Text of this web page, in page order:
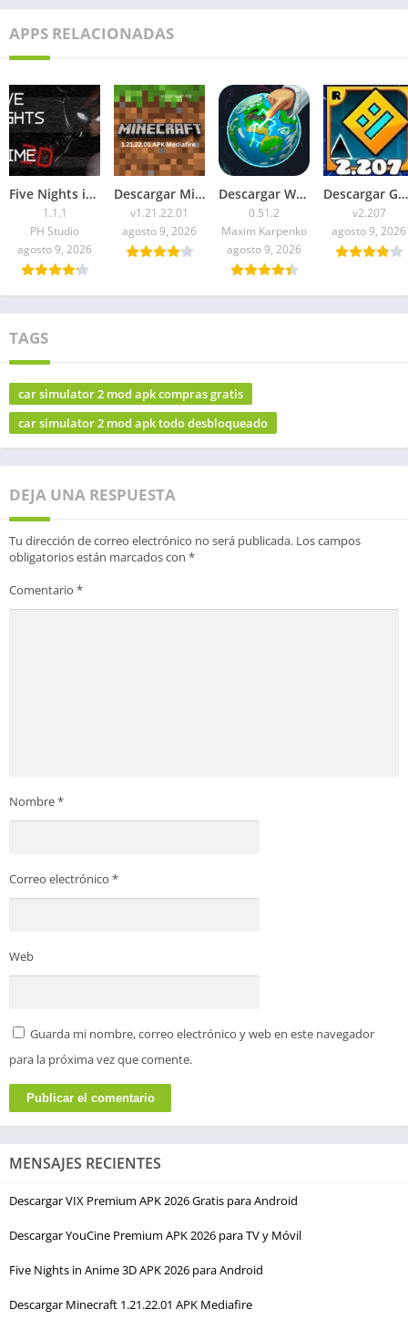
APPS RELACIONADAS
Five Nights in Anime 3D APK 2026 para Android
1.1.1
PH Studio
agosto 9, 2026
Descargar Minecraft 1.21.22.01 APK Mediafire
v1.21.22.01
agosto 9, 2026
Descargar WorldBox Premium APK Todo Desbloqueado 2026
0.51.2
Maxim Karpenko
agosto 9, 2026
Descargar Geometry Dash 2.207 APK 2026 Todo Desbloqueado
v2.207
agosto 9, 2026
TAGS
car simulator 2 mod apk compras gratis
car simulator 2 mod apk todo desbloqueado
DEJA UNA RESPUESTA
Tu dirección de correo electrónico no será publicada. Los campos
obligatorios están marcados con *
Comentario *
Nombre*
Correo electrónico *
Web
Guarda mi nombre, correo electrónico y web en este navegador
para la próxima vez que comente.
MENSAJES RECIENTES
Descargar VIX Premium APK 2026 Gratis para Android
Descargar YouCine Premium APK 2026 para TV y Móvil
Five Nights in Anime 3D APK 2026 para Android
Descargar Minecraft 1.21.22.01 APK Mediafire